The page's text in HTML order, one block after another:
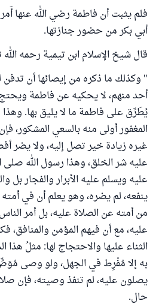
فلم يثبت أن فاطمة رضي الله عنها
أبي بكر من حضور جنازتها.
قال شيخ الإسلام ابن تيمية رحمه الله
" وكذلك ما ذكره من إيصائها أن تدفن
أحد منهم، لا يحكيه عن فاطمة
يُطَرِّق على فاطمة ما لا يليق بها.
المغفور أولى منه بالسعي المشكور،
غيره زيادة خير تصل إليه، ولا يضر
عليه شر الخلق، وهذا رسول الله
عليه ويسلم عليه الأبرار والفجار بل
ينفعه، لم يضره، وهو يعلم أن في أمته
من أمته عن الصلاة عليه، بل أمر
عليه، مع أن فيهم المؤمن
الثناء عليها والاحتجاج لها: مثلُ
به إلا مُفْرِط في الجهل، ولو وصى
يصلون عليه، لم تنفذ وصيته، فإن
حال.